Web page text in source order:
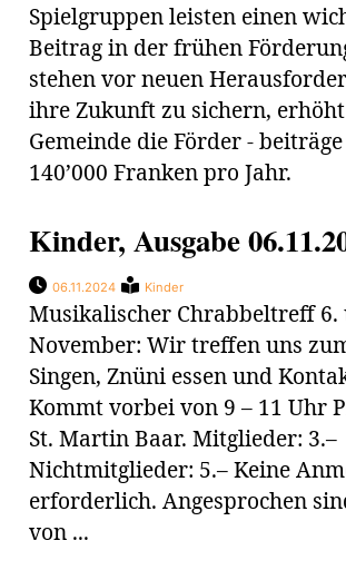
Spielgruppen leisten einen
Beitrag in der frühen
stehen vor neuen
ihre Zukunft zu sichern,
Gemeinde die Förder -
140’000 Franken pro Jahr.
Kinder, Ausgabe
06.11.2024 Kinder
Musikalischer Chrabbeltreff 6.
November: Wir treffen uns
Singen, Znüni essen und
Kommt vorbei von 9 – 11 Uhr
St. Martin Baar. Mitglieder: 3.–
Nichtmitglieder: 5.– Keine
erforderlich. Angesprochen
von ...